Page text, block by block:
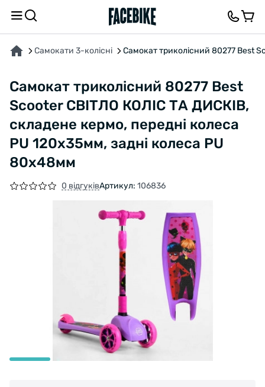
Самокати 3-колісні Самокат триколісний 80277 Best
Самокат триколісний 80277 Best
Scooter СВІТЛО КОЛІС ТА ДИСКІВ,
складене кермо, передні колеса
PU 120х35мм, задні колеса PU
80х48мм
0 відгуківАртикул: 106836
ПРО ТОВАР ХАРАКТЕРИСТИКИВІДГУКИ ТА ЗАПИТАННЯ